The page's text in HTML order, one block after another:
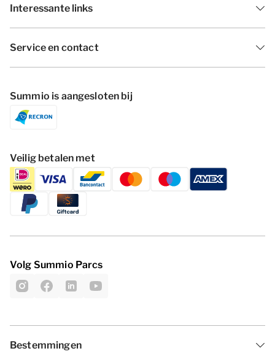
Interessante links
Service en contact
Summio is aangesloten bij
Veilig betalen met
Volg Summio Parcs
Bestemmingen